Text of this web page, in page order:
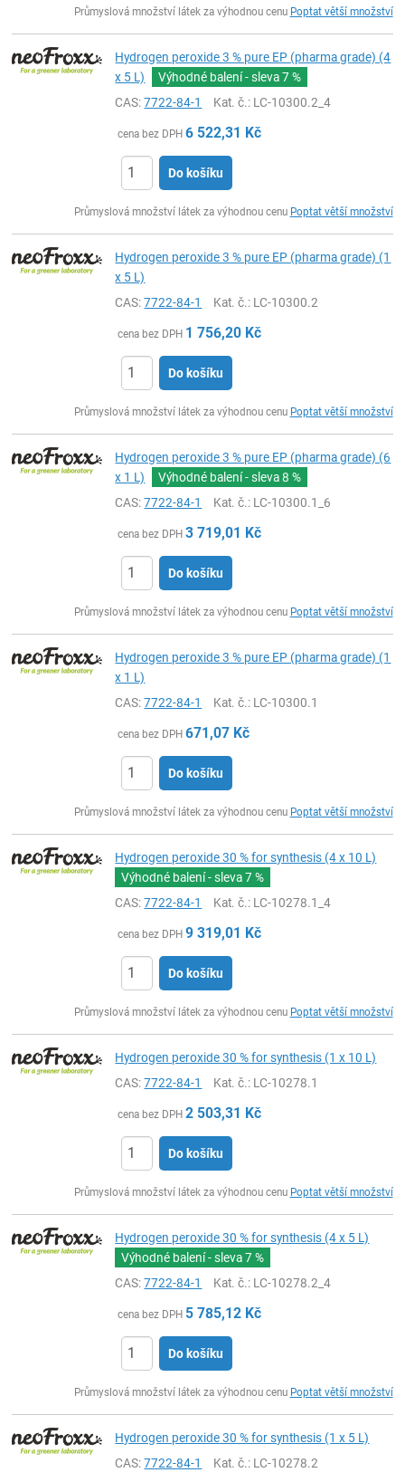
Průmyslová množství látek za výhodnou cenu Poptat větší množství
Hydrogen peroxide 3 % pure EP (pharma grade) (4
x 5 L)
Výhodné balení - sleva7 %
CAS:7722-84-1 Kat. č.: LC-10300.2_4
cena bez DPH 6 522,31 Kč
Do košíku
Průmyslová množství látek za výhodnou cenu Poptat větší množství
Hydrogen peroxide 3 % pure EP (pharma grade) (1
x 5 L)
CAS:7722-84-1 Kat. č.: LC-10300.2
cena bez DPH 1 756,20 Kč
Do košíku
Průmyslová množství látek za výhodnou cenu Poptat větší množství
Hydrogen peroxide 3 % pure EP (pharma grade) (6
x 1 L)
Výhodné balení - sleva8 %
CAS:7722-84-1 Kat. č.: LC-10300.1_6
cena bez DPH 3 719,01 Kč
Do košíku
Průmyslová množství látek za výhodnou cenu Poptat větší množství
Hydrogen peroxide 3 % pure EP (pharma grade) (1
x 1 L)
CAS:7722-84-1 Kat. č.: LC-10300.1
cena bez DPH 671,07 Kč
Do košíku
Průmyslová množství látek za výhodnou cenu Poptat větší množství
Hydrogen peroxide 30 % for synthesis (4 x 10 L)
Výhodné balení - sleva7 %
CAS:7722-84-1 Kat. č.: LC-10278.1_4
cena bez DPH 9 319,01 Kč
Do košíku
Průmyslová množství látek za výhodnou cenu Poptat větší množství
Hydrogen peroxide 30 % for synthesis (1 x 10 L)
CAS:7722-84-1 Kat. č.: LC-10278.1
cena bez DPH 2 503,31 Kč
Do košíku
Průmyslová množství látek za výhodnou cenu Poptat větší množství
Hydrogen peroxide 30 % for synthesis (4 x 5 L)
Výhodné balení - sleva7 %
CAS:7722-84-1 Kat. č.: LC-10278.2_4
cena bez DPH 5 785,12 Kč
Do košíku
Průmyslová množství látek za výhodnou cenu Poptat větší množství
Hydrogen peroxide 30 % for synthesis (1 x 5 L)
CAS:7722-84-1 Kat. č.: LC-10278.2